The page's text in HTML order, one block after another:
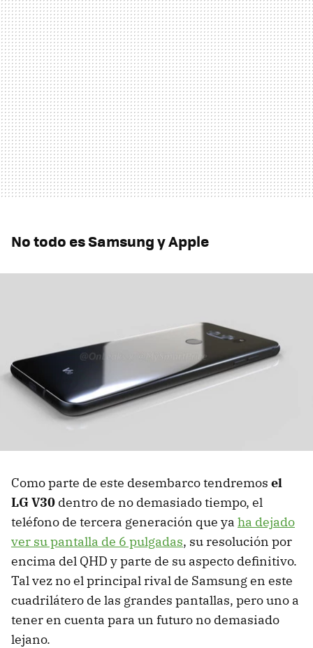
No todo es Samsung y Apple
Como parte de este desembarco tendremos el
LG V30 dentro de no demasiado tiempo, el
teléfono de tercera generación que ya ha dejado
ver su pantalla de 6 pulgadas, su resolución por
encima del QHD y parte de su aspecto definitivo.
Tal vez no el principal rival de Samsung en este
cuadrilátero de las grandes pantallas, pero uno a
tener en cuenta para un futuro no demasiado
lejano.